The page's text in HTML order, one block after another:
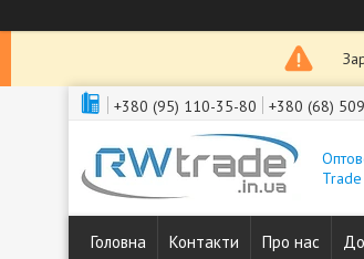
+380 (95) 110-35-80 +380 (68)
Trade
Головна Контакти Про нас